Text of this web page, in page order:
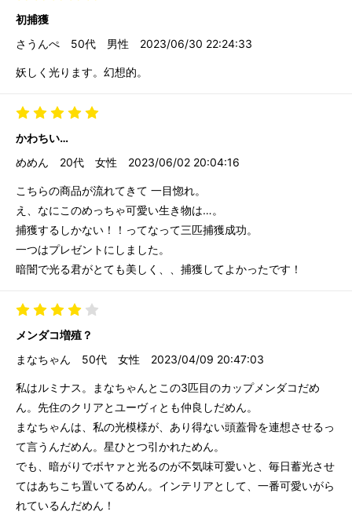
初捕獲
さうんぺ
50代 男性 2023/06/30 22:24:33
妖しく光ります。幻想的。
かわちい…
めめん
20代 女性 2023/06/02 20:04:16
こちらの商品が流れてきて 一目惚れ。
え、なにこのめっちゃ可愛い生き物は…。
捕獲するしかない！！ってなって三匹捕獲成功。
一つはプレゼントにしました。
暗闇で光る君がとても美しく、、捕獲してよかったです！
メンダコ増殖？
まなちゃん
50代 女性 2023/04/09 20:47:03
私はルミナス。まなちゃんとこの3匹目のカップメンダコだめ
ん。先住のクリアとユーヴィとも仲良しだめん。
まなちゃんは、私の光模様が、あり得ない頭蓋骨を連想させるっ
て言うんだめん。星ひとつ引かれためん。
でも、暗がりでボヤァと光るのが不気味可愛いと、毎日蓄光させ
てはあちこち置いてるめん。インテリアとして、一番可愛いがら
れているんだめん！